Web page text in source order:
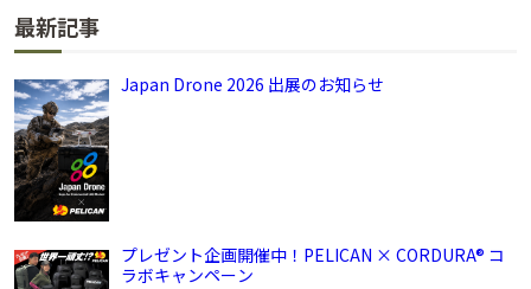
最新記事
Japan Drone 2026 出展のお知らせ
プレゼント企画開催中！PELICAN × CORDURA® コ
ラボキャンペーン